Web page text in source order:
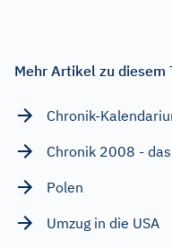
Mehr Artikel zu diesem
Chronik-
Chronik 2008 -
Polen
Umzug in die USA